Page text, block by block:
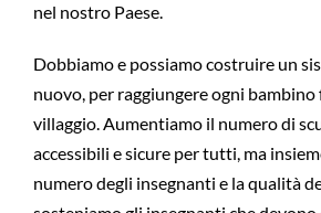
nel nostro Paese.
Dobbiamo e possiamo costruire un
nuovo, per raggiungere ogni bambino
villaggio. Aumentiamo il numero di
accessibili e sicure per tutti, ma
numero degli insegnanti e la qualità